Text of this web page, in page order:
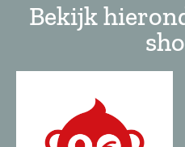
Bekijk